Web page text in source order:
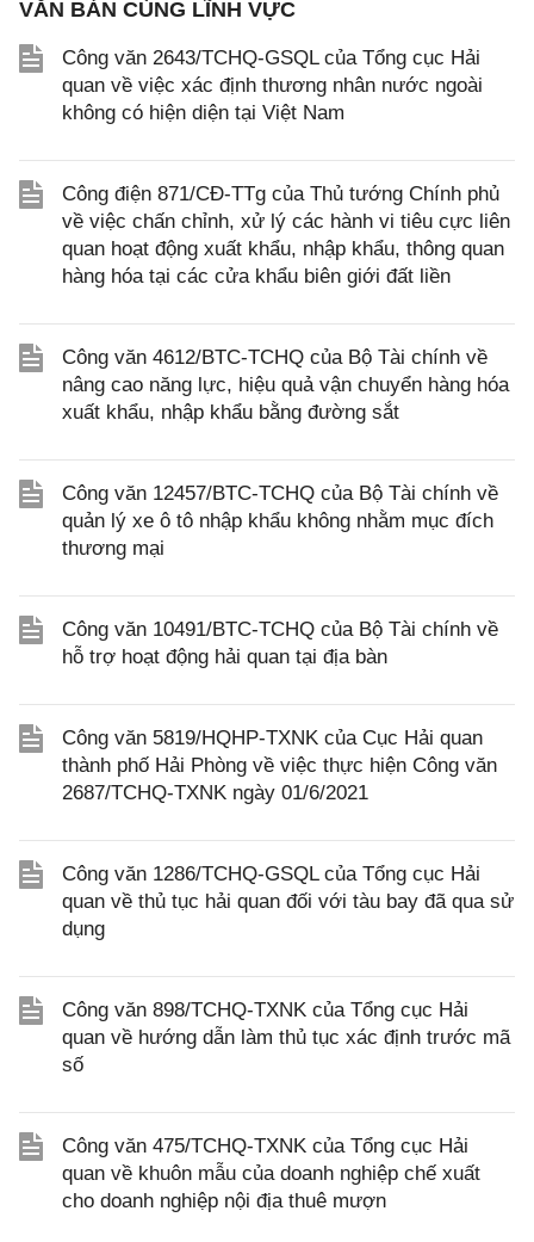
VĂN BẢN CÙNG LĨNH VỰC
Công văn 2643/TCHQ-GSQL của Tổng cục Hải
quan về việc xác định thương nhân nước ngoài
không có hiện diện tại Việt Nam
Công điện 871/CĐ-TTg của Thủ tướng Chính phủ
về việc chấn chỉnh, xử lý các hành vi tiêu cực liên
quan hoạt động xuất khẩu, nhập khẩu, thông quan
hàng hóa tại các cửa khẩu biên giới đất liền
Công văn 4612/BTC-TCHQ của Bộ Tài chính về
nâng cao năng lực, hiệu quả vận chuyển hàng hóa
xuất khẩu, nhập khẩu bằng đường sắt
Công văn 12457/BTC-TCHQ của Bộ Tài chính về
quản lý xe ô tô nhập khẩu không nhằm mục đích
thương mại
Công văn 10491/BTC-TCHQ của Bộ Tài chính về
hỗ trợ hoạt động hải quan tại địa bàn
Công văn 5819/HQHP-TXNK của Cục Hải quan
thành phố Hải Phòng về việc thực hiện Công văn
2687/TCHQ-TXNK ngày 01/6/2021
Công văn 1286/TCHQ-GSQL của Tổng cục Hải
quan về thủ tục hải quan đối với tàu bay đã qua sử
dụng
Công văn 898/TCHQ-TXNK của Tổng cục Hải
quan về hướng dẫn làm thủ tục xác định trước mã
số
Công văn 475/TCHQ-TXNK của Tổng cục Hải
quan về khuôn mẫu của doanh nghiệp chế xuất
cho doanh nghiệp nội địa thuê mượn